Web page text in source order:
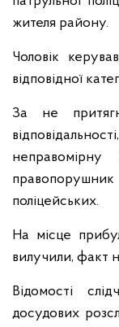
жителя району.
Чоловік
відповідної
За не
поліцейських.
На місце
вилучили, факт
Відомості
досудових